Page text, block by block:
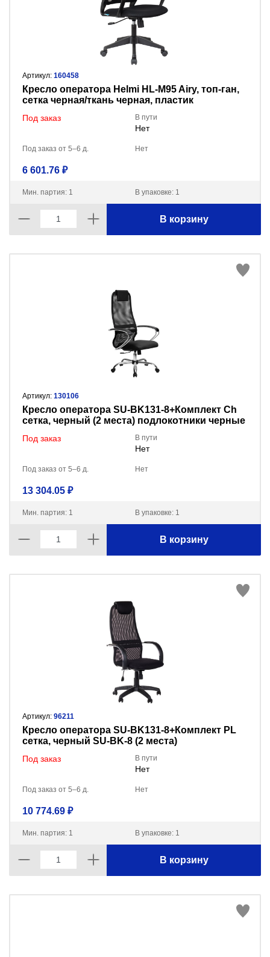
Артикул: 160458
Кресло оператора Helmi HL-M95 Airy, топ-ган,
сетка черная/ткань черная, пластик
Под заказ В пути
Нет
Под заказ от 5–6 д. Нет
6 601.76 ₽
Мин. партия: 1 В упаковке: 1
В корзину
Артикул: 130106
Кресло оператора SU-BK131-8+Комплект Ch
сетка, черный (2 места) подлокотники черные
Под заказ В пути
Нет
Под заказ от 5–6 д. Нет
13 304.05 ₽
Мин. партия: 1 В упаковке: 1
В корзину
Артикул: 96211
Кресло оператора SU-BK131-8+Комплект PL
сетка, черный SU-BK-8 (2 места)
Под заказ В пути
Нет
Под заказ от 5–6 д. Нет
10 774.69 ₽
Мин. партия: 1 В упаковке: 1
В корзину